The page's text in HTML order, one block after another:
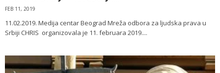
FEB 11, 2019
11.02.2019. Medija centar Beograd Mreža odbora za ljudska prava u
Srbiji CHRIS organizovala je 11. februara 2019....